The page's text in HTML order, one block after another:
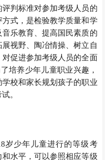
判标准对参加考级人员的
式，是检验教学质量和学
乐教育、提高国民素质的
视野、陶冶情操、树立自
促进参加考级人员的全面
培养少年儿童职业兴趣，
校和家长规划孩子的职业
。
岁少年儿童进行的等级考
水平，可以参照相应等级